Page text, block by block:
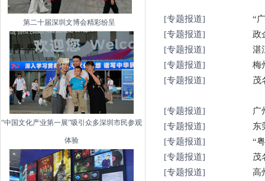
第二十届深圳文博会精彩纷呈
“中国文化产业第一展”吸引众多深圳市民参观
体验
[专题报道]
[专题报道]
政
[专题报道]
湛
[专题报道]
梅
[专题报道]
茂
[专题报道]
广
[专题报道]
东
[专题报道]
“
[专题报道]
茂
[专题报道]
高